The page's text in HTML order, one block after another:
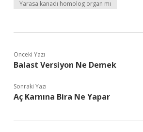
Yarasa kanadı homolog organ mı
Önceki Yazı
Balast Versiyon Ne Demek
Sonraki Yazı
Aç Karnına Bira Ne Yapar